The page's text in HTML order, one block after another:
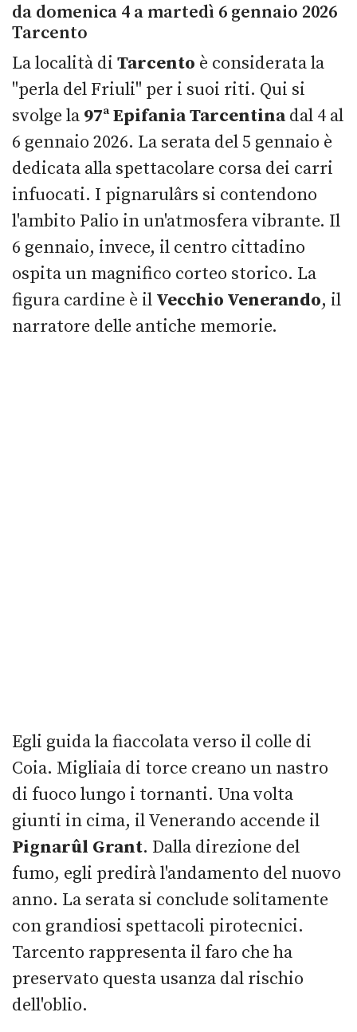
da domenica 4 a martedì 6 gennaio 2026
Tarcento
La località di Tarcento è considerata la
"perla del Friuli" per i suoi riti. Qui si
svolge la 97ª Epifania Tarcentinadal 4 al
6 gennaio 2026. La serata del 5 gennaio è
dedicata alla spettacolare corsa dei carri
infuocati. I pignarulârs si contendono
l'ambito Palio in un'atmosfera vibrante. Il
6 gennaio, invece, il centro cittadino
ospita un magnifico corteo storico. La
figura cardine è il Vecchio Venerando, il
narratore delle antiche memorie.
Egli guida la fiaccolata verso il colle di
Coia. Migliaia di torce creano un nastro
di fuoco lungo i tornanti. Una volta
giunti in cima, il Venerando accende il
Pignarûl Grant. Dalla direzione del
fumo, egli predirà l'andamento del nuovo
anno. La serata si conclude solitamente
con grandiosi spettacoli pirotecnici.
Tarcento rappresenta il faro che ha
preservato questa usanza dal rischio
dell'oblio.